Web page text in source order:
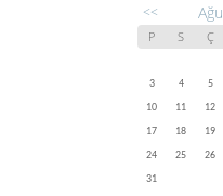
<<
P S Ç
3
4 5
10
11 12
17
18 19
24
25 26
31